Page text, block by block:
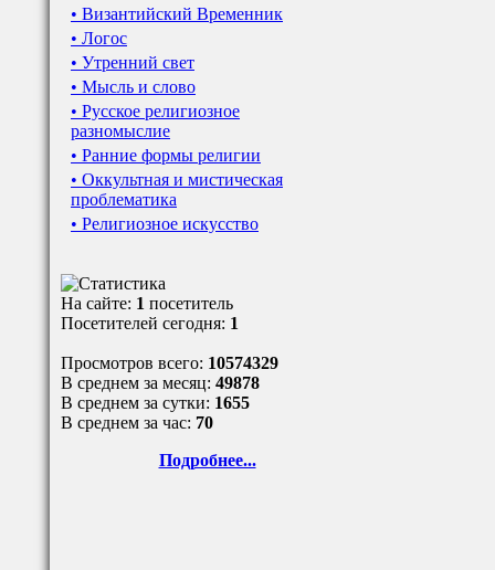
• Византийский Временник
• Логос
• Утренний свет
• Мысль и слово
• Русское религиозное
разномыслие
• Ранние формы религии
• Оккультная и мистическая
проблематика
• Религиозное искусство
На сайте: 1 посетитель
Посетителей сегодня: 1
Просмотров всего: 10574329
В среднем за месяц: 49878
В среднем за сутки: 1655
В среднем за час: 70
Подробнее...